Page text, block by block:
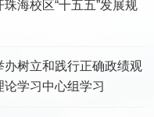
海校区“十五五”发展规
树立和践行正确政绩观
学习中心组学习